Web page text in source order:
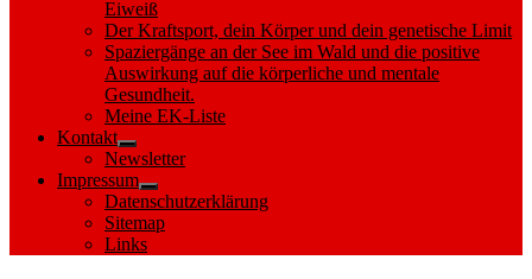
Eiweiß
Der Kraftsport, dein Körper und dein genetische Limit
Spaziergänge an der See im Wald und die positive
Auswirkung auf die körperliche und mentale
Gesundheit.
Meine EK-Liste
Kontakt
Show
sub
menu
Newsletter
Impressum
Show
sub
menu
Datenschutzerklärung
Sitemap
Links